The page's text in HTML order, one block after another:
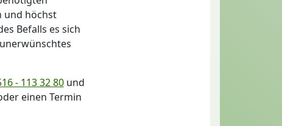
und höchst
Befalls es sich
- 113 32 80und
einen Termin